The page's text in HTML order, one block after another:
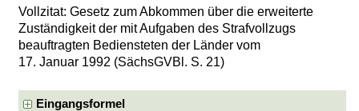
Vollzitat: Gesetz zum Abkommen über die erweiterte
Zuständigkeit der mit Aufgaben des Strafvollzugs
beauftragten Bediensteten der Länder vom
17. Januar 1992 (SächsGVBl. S. 21)
Eingangsformel